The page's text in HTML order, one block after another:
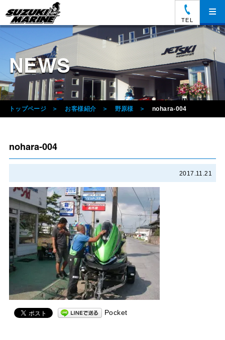
TEL
≡
NEWS
トップページ お客様紹介 野原様 nohara-004
nohara-004
2017.11.21
Pocket